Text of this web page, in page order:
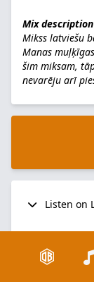
Mix description
Mikss latviešu
Manas
šim miksam,
nevarēju arī
Listen on